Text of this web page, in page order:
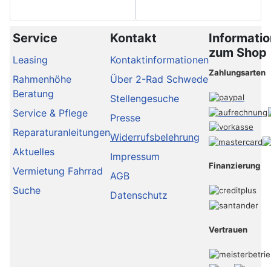
Service
Leasing
Rahmenhöhe
Beratung
Service & Pflege
Reparaturanleitungen
Aktuelles
Vermietung Fahrrad
Suche
Kontakt
Kontaktinformationen
Über 2-Rad Schwede
Stellengesuche
Presse
Widerrufsbelehrung
Impressum
AGB
Datenschutz
zum Shop
Zahlungsarten
Finanzierung
Vertrauen